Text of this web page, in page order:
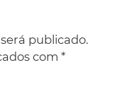
publicado.
com *